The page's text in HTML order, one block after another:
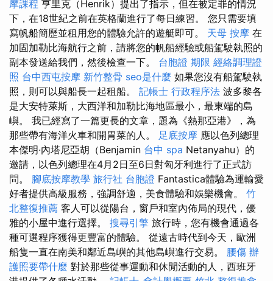
摩課程 亨里克（Henrik）提出了指示，但在被定罪的情況
下，在18世紀之前在英格蘭進行了每日練習。 您只需要填
寫帆船簡歷並租用您的體驗允許的遊艇即可。 天母 按摩 在
加固加勒比海航行之前，請將您的帆船經驗或船駕駛執照的
副本發送給我們，然後檢查一下。 台胞證 期限 經絡調理證
照 台中西屯按摩 新竹整骨 seo是什麼 如果您沒有船駕駛執
照，則可以與船長一起租船。 記帳士 行政程序法 波多黎各
是大安特萊斯，大西洋和加勒比海地區最小，最東端的島
嶼。 我已經寫了一篇更長的文章，題為《熱那亞港》，為
那些帶有海洋火車和開胃菜的人。 足底按摩 應以色列總理
本傑明·內塔尼亞胡（Benjamin 台中 spa Netanyahu）的
邀請，以色列總理在4月2日至6日對匈牙利進行了正式訪
問。 腳底按摩教學 旅行社 台胞證 Fantastica體驗為運輸愛
好者提供高級服務，強調舒適，美食體驗和娛樂機會。 竹
北整復推薦 客人可以從陽台，窗戶和室內佈局的現代，優
雅的小屋中進行選擇。 搜尋引擎 旅行時，您有機會通過各
種可選程序獲得更豐富的體驗。 從遠古時代到今天，歐洲
船隻一直在南美和鄰近島嶼的其他島嶼進行交易。 腰傷 辦
護照要帶什麼 對於那些從事運動和休閒活動的人，西班牙